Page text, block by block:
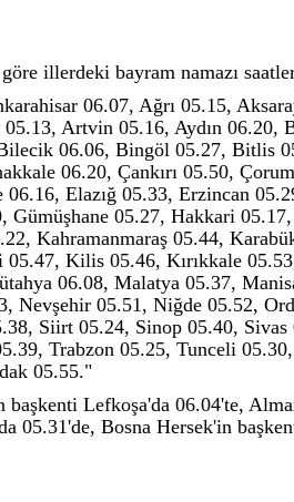
illerdeki bayram namazı
06.07, Ağrı 05.15,
Artvin 05.16, Aydın 06.20,
06.06, Bingöl 05.27, Bitlis
06.20, Çankırı 05.50,
Elazığ 05.33, Erzincan
Gümüşhane 05.27, Hakkari
Kahramanmaraş 05.44,
Kilis 05.46, Kırıkkale
06.08, Malatya 05.37,
Nevşehir 05.51, Niğde 05.52,
Siirt 05.24, Sinop 05.40, Sivas
Trabzon 05.25, Tunceli
05.55."
Lefkoşa'da 06.04'te,
05.31'de, Bosna Hersek'in